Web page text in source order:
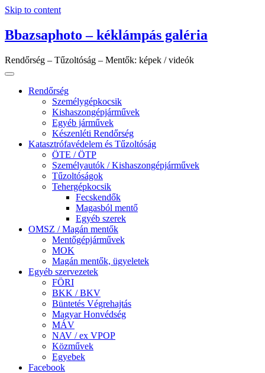
Skip to content
Bbazsaphoto – kéklámpás galéria
Rendőrség – Tűzoltóság – Mentők: képek / videók
Rendőrség
Személygépkocsik
Kishaszongépjárművek
Egyéb járművek
Készenléti Rendőrség
Katasztrófavédelem és Tűzoltóság
ÖTE / ÖTP
Személyautók / Kishaszongépjárművek
Tűzoltóságok
Tehergépkocsik
Fecskendők
Magasból mentő
Egyéb szerek
OMSZ / Magán mentők
Mentőgépjárművek
MOK
Magán mentők, ügyeletek
Egyéb szervezetek
FÖRI
BKK / BKV
Büntetés Végrehajtás
Magyar Honvédség
MÁV
NAV / ex VPOP
Közművek
Egyebek
Facebook